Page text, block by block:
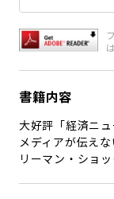
書籍内容
大好評「経済ニ
メディアが伝えな
リーマン・ショ